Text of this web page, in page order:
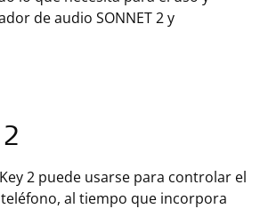
de audio SONNET 2 y
2 puede usarse para controlar el
teléfono, al tiempo que incorpora